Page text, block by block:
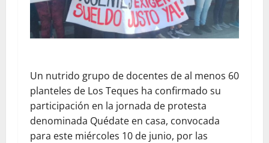
Un nutrido grupo de docentes de al menos 60
planteles de Los Teques ha confirmado su
participación en la jornada de protesta
denominada Quédate en casa, convocada
para este miércoles 10 de junio, por las